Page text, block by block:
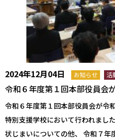
2024年12月04日 お知らせ 活
令和６年度第１回本部役員会
令和６年度第１回本部役員会が令
特別支援学校において行われまし
状じまいについての他、 令和７